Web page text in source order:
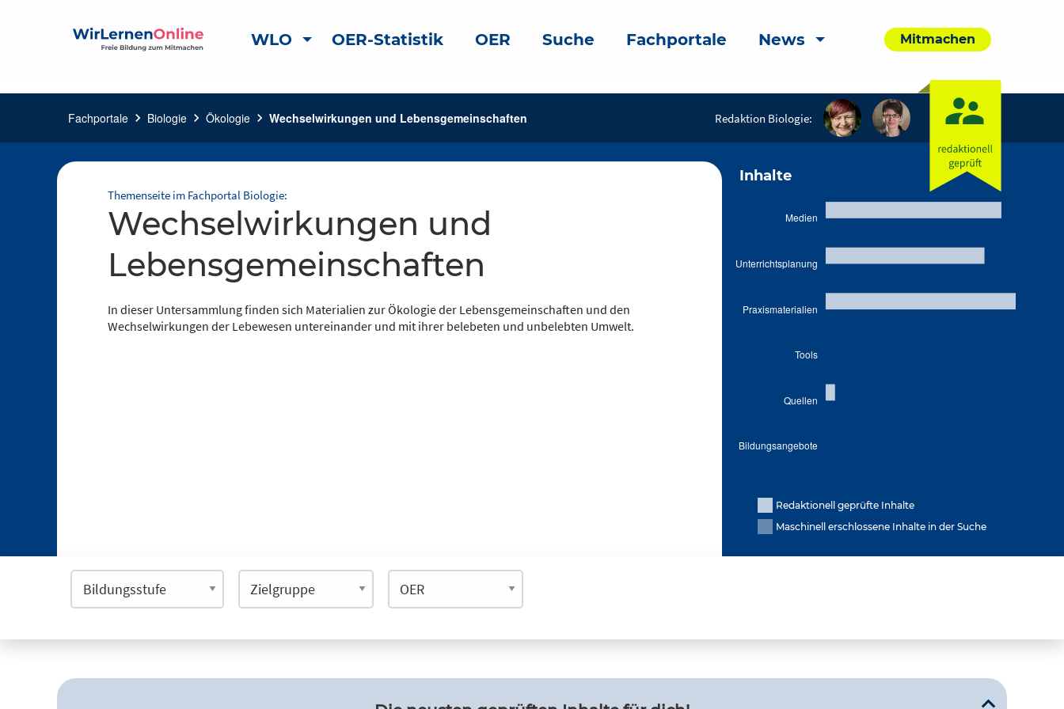
WLO OER-Statistik OER Suche Fachportale News Mitmachen
Fachportale chevron_right Biologie chevron_right Ökologie chevron_right Wechselwirkungen und Lebensgemeinschaften Redaktion Biologie:
Themenseite im Fachportal Biologie:
Wechselwirkungen und
Lebensgemeinschaften
In dieser Untersammlung finden sich Materialien zur Ökologie der Lebensgemeinschaften und den
Wechselwirkungen der Lebewesen untereinander und mit ihrer belebeten und unbelebten Umwelt.
Inhalte
Redaktionell geprüfte Inhalte
Maschinell erschlossene Inhalte in der Suche